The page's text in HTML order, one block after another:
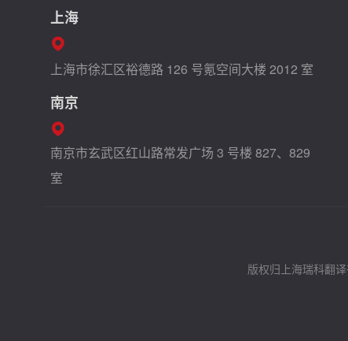
上海
上海市徐汇区裕德路 126 号氪空间大楼 2012 室
南京
南京市玄武区红山路常发广场 3 号楼 827、829
室
版权归上海瑞科翻